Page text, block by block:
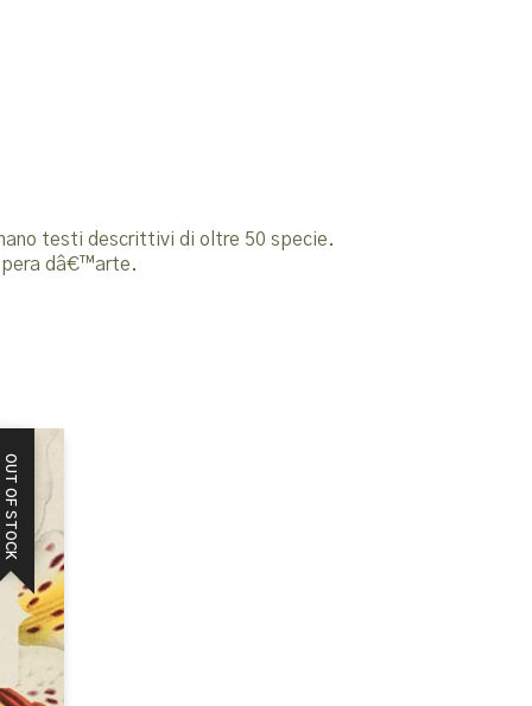
testi descrittivi di oltre 50 specie.
dâ€™arte.
OUT OF STOCK